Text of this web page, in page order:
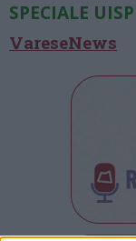
SPECIALE UISP
VareseNews